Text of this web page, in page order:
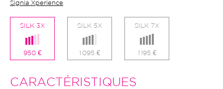
Signia Xperience
SILK 3X
950 €
SILK 5X
1 095 €
SILK 7X
1 195 €
CARACTÉRISTIQUES